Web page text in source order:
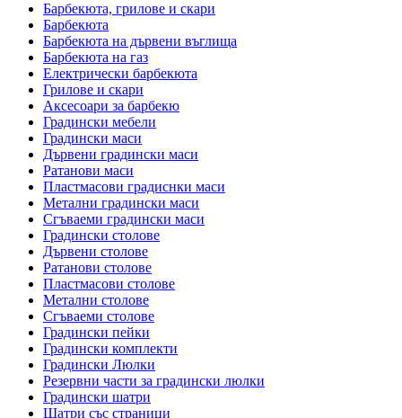
Барбекюта, грилове и скари
Барбекюта
Барбекюта на дървени въглища
Барбекюта на газ
Електрически барбекюта
Грилове и скари
Аксесоари за барбекю
Градински мебели
Градински маси
Дървени градински маси
Ратанови маси
Пластмасови градиснки маси
Метални градински маси
Сгъваеми градински маси
Градински столове
Дървени столове
Ратанови столове
Пластмасови столове
Метални столове
Сгъваеми столове
Градински пейки
Градински комплекти
Градински Люлки
Резервни части за градински люлки
Градински шатри
Шатри със страници